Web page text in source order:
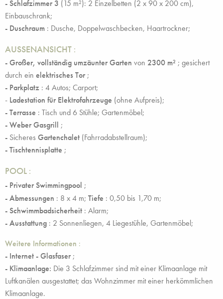
- Schlafzimmer 3 (15 m²): 2 Einzelbetten (2 x 90 x 200 cm),
Einbauschrank;
- Duschraum : Dusche, Doppelwaschbecken, Haartrockner;
AUSSENANSICHT :
- Großer, vollständig umzäunter Garten von 2300 m² ; gesichert
durch ein elektrisches Tor;
- Parkplatz : 4 Autos; Carport;
- Ladestation für Elektrofahrzeuge (ohne Aufpreis);
- Terrasse : Tisch und 6 Stühle; Gartenmöbel;
- Weber Gasgrill ;
- Sicheres Gartenchalet (Fahrradabstellraum);
- Tischtennisplatte ;
POOL :
- Privater Swimmingpool ;
- Abmessungen : 8 x 4 m; Tiefe : 0,50 bis 1,70 m;
- Schwimmbadsicherheit : Alarm;
- Ausstattung : 2 Sonnenliegen, 4 Liegestühle, Gartenmöbel;
Weitere Informationen :
- Internet - Glasfaser;
- Klimaanlage: Die 3 Schlafzimmer sind mit einer Klimaanlage mit
Luftkanälen ausgestattet; das Wohnzimmer mit einer herkömmlichen
Klimaanlage.